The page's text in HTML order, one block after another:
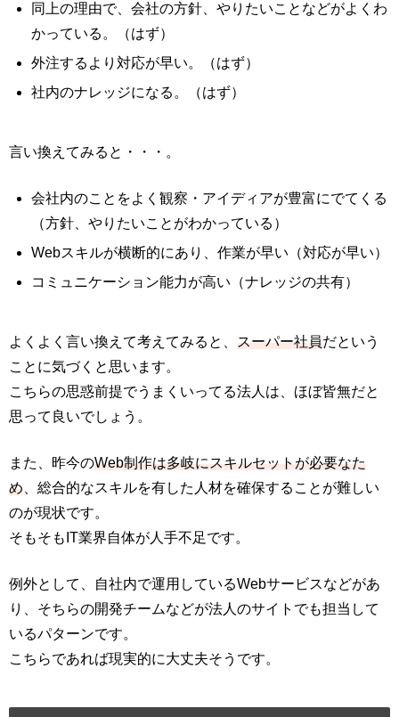
同上の理由で、会社の方針、やりたいことなどがよくわ
かっている。（はず）
外注するより対応が早い。（はず）
社内のナレッジになる。（はず）
言い換えてみると・・・。
会社内のことをよく観察・アイディアが豊富にでてくる
（方針、やりたいことがわかっている）
Webスキルが横断的にあり、作業が早い（対応が早い）
コミュニケーション能力が高い（ナレッジの共有）
よくよく言い換えて考えてみると、 スーパー社員だという
ことに気づくと思います。
こちらの思惑前提でうまくいってる法人は、ほぼ皆無だと
思って良いでしょう。
また、昨今のWeb制作は多岐にスキルセットが必要なた
め 、総合的なスキルを有した人材を確保することが難しい
のが現状です。
そもそもIT業界自体が人手不足です。
例外として、自社内で運用しているWebサービスなどがあ
り、そちらの開発チームなどが法人のサイトでも担当して
いるパターンです。
こちらであれば現実的に大丈夫そうです。